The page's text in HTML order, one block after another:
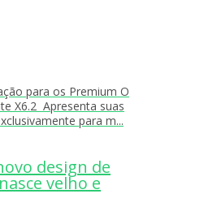
para os Premium O
X6.2 Apresenta suas
para m...
design de
velho e